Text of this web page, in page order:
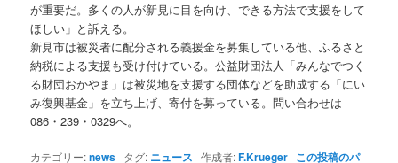
が重要だ。多くの人が新見に目を向け、できる方法で支援をして
ほしい」と訴える。
新見市は被災者に配分される義援金を募集している他、ふるさと
納税による支援も受け付けている。公益財団法人「みんなでつく
る財団おかやま」は被災地を支援する団体などを助成する「にい
み復興基金」を立ち上げ、寄付を募っている。問い合わせは
086・239・0329へ。
カテゴリー:news タグ: ニュース 作成者:F.Krueger この投稿のパ